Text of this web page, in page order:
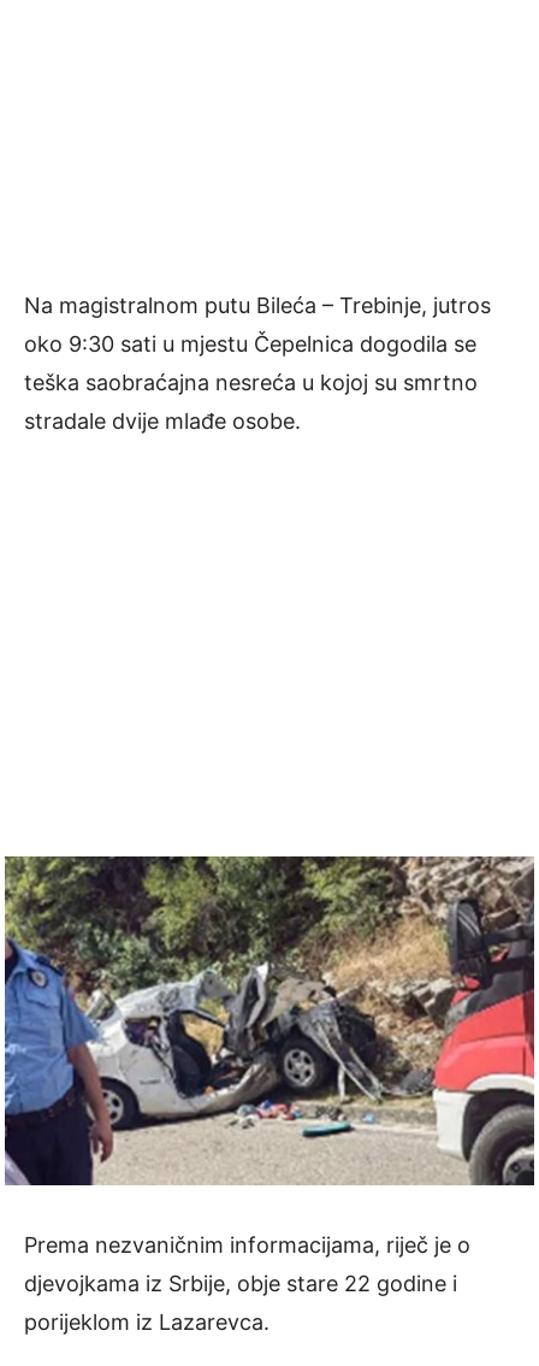
Na magistralnom putu Bileća – Trebinje, jutros
oko 9:30 sati u mjestu Čepelnica dogodila se
teška saobraćajna nesreća u kojoj su smrtno
stradale dvije mlađe osobe.
Prema nezvaničnim informacijama, riječ je o
djevojkama iz Srbije, obje stare 22 godine i
porijeklom iz Lazarevca.